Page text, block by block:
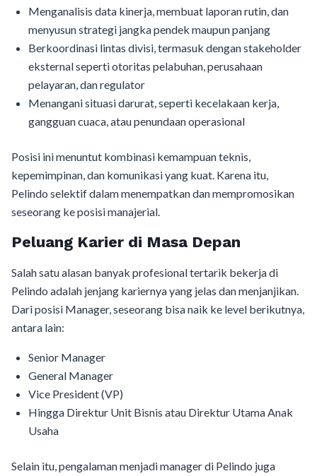
Menganalisis data kinerja, membuat laporan rutin, dan
menyusun strategi jangka pendek maupun panjang
Berkoordinasi lintas divisi, termasuk dengan stakeholder
eksternal seperti otoritas pelabuhan, perusahaan
pelayaran, dan regulator
Menangani situasi darurat, seperti kecelakaan kerja,
gangguan cuaca, atau penundaan operasional
Posisi ini menuntut kombinasi kemampuan teknis,
kepemimpinan, dan komunikasi yang kuat. Karena itu,
Pelindo selektif dalam menempatkan dan mempromosikan
seseorang ke posisi manajerial.
Peluang Karier di Masa Depan
Salah satu alasan banyak profesional tertarik bekerja di
Pelindo adalah jenjang kariernya yang jelas dan menjanjikan.
Dari posisi Manager, seseorang bisa naik ke level berikutnya,
antara lain:
Senior Manager
General Manager
Vice President (VP)
Hingga Direktur Unit Bisnis atau Direktur Utama Anak
Usaha
Selain itu, pengalaman menjadi manager di Pelindo juga